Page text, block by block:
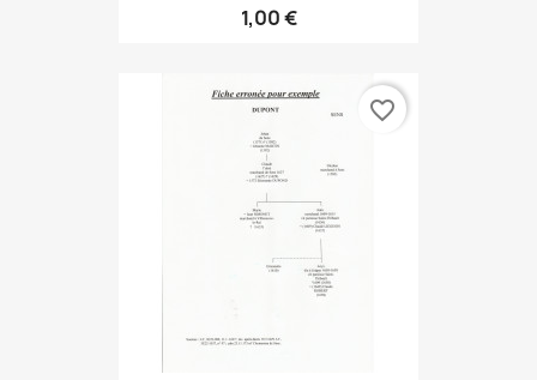
1,00 €
favorite_border